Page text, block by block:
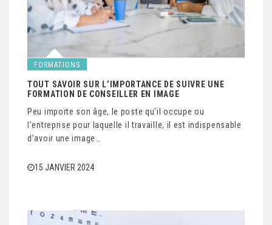
FORMATIONS
TOUT SAVOIR SUR L’IMPORTANCE DE SUIVRE UNE
FORMATION DE CONSEILLER EN IMAGE
Peu importe son âge, le poste qu’il occupe ou
l’entreprise pour laquelle il travaille, il est indispensable
d’avoir une image…
15 JANVIER 2024